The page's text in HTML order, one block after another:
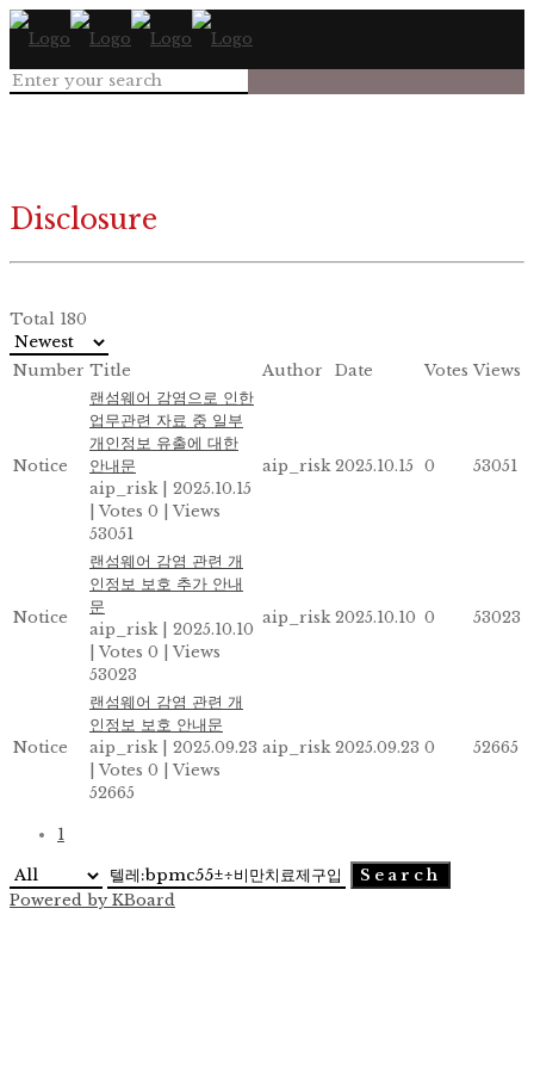
Disclosure
Total 180
Number Title Author Date Votes Views
Notice
랜섬웨어 감염으로 인한
업무관련 자료 중 일부
개인정보 유출에 대한
안내문
aip_risk
2025.10.15
Votes 0
Views
53051
aip_risk 2025.10.15 0 53051
Notice
랜섬웨어 감염 관련 개
인정보 보호 추가 안내
문
aip_risk
2025.10.10
Votes 0
Views
53023
aip_risk 2025.10.10 0 53023
Notice
랜섬웨어 감염 관련 개
인정보 보호 안내문
aip_risk
2025.09.23
Votes 0
Views
52665
aip_risk 2025.09.23 0 52665
1
Search
Powered by KBoard